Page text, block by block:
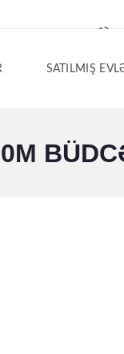
SATILMIŞ